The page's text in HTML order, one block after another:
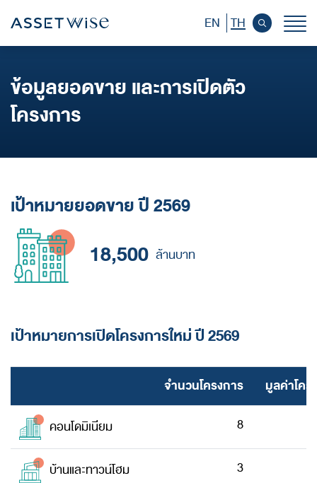
EN TH
หน้าหลักนักลงทุนสัมพันธ์
ข้อมูลบริษัท
ข้อมูลผู้ถือหุ้น
การกำกับดูแลกิจการ
การพัฒนาอย่างยั่งยืน
ห้องข่าว
สอบถามข้อมูล
ข้อมูลยอดขาย และการเปิดตัว
โครงการ
เป้าหมายยอดขาย ปี 2569
18,500 ล้านบาท
เป้าหมายการเปิดโครงการใหม่ ปี 2569
จำนวนโครงการ มูลค่าโค
คอนโดมิเนียม 8
บ้านและทาวน์โฮม 3